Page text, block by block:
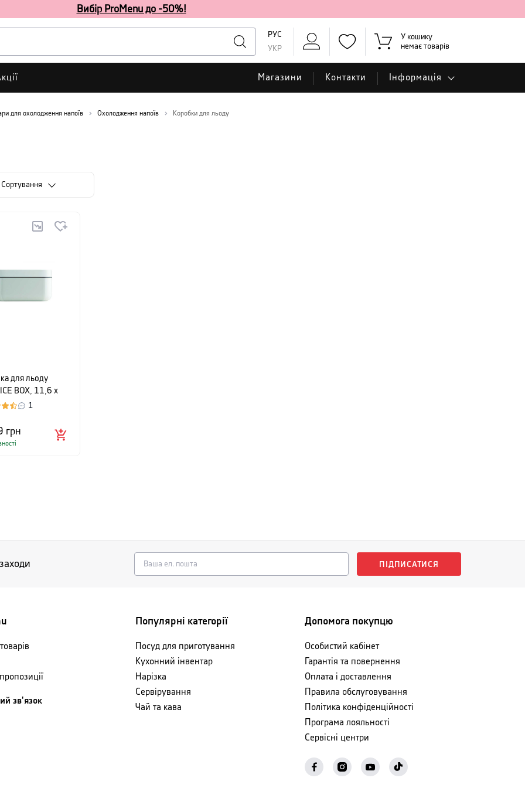
Вибір ProMenu до -50%!
РУС
УКР
У кошику
немає товарів
Магазини Контакти Інформація
для охолодження напоїв Охолодження напоїв Коробки для льоду
Сортування
для льоду
BOX, 11,6 х
см, білий
1
грн
ПІДПИСАТИСЯ
зв'язок
Популярні категорії
Посуд для приготування
Кухонний інвентар
Нарізка
Сервірування
Чай та кава
Допомога покупцю
Особистий кабінет
Гарантія та повернення
Оплата і доставлення
Правила обслуговування
Політика конфіденційності
Програма лояльності
Сервісні центри